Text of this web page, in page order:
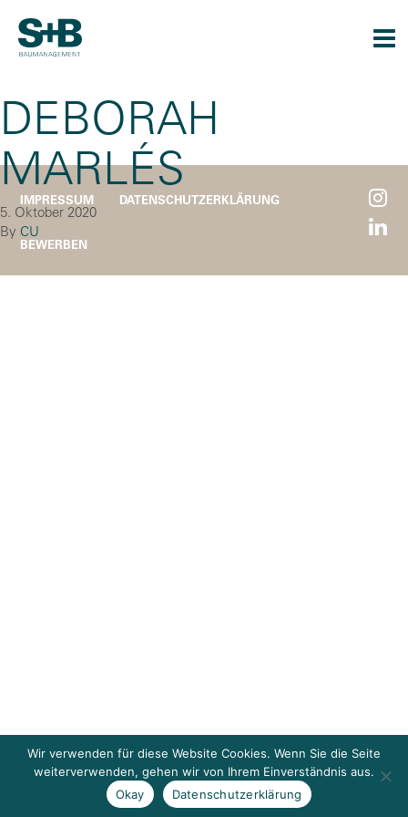
DEBORAH
MARLÉS
5. Oktober 2020
By CU
IMPRESSUM DATENSCHUTZERKLÄRUNG
BEWERBEN
Wir verwenden für diese Website Cookies. Wenn Sie die Seite
weiterverwenden, gehen wir von Ihrem Einverständnis aus.
Okay
Datenschutzerklärung